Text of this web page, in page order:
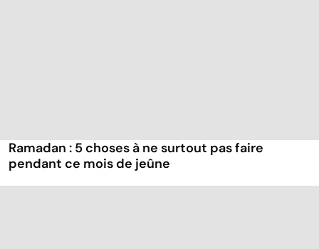
Ramadan : 5 choses à ne surtout pas faire
pendant ce mois de jeûne